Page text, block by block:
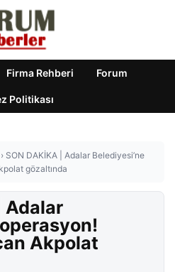
Firma Rehberi Forum
Politikası
› SON DAKİKA | Adalar Belediyesi’ne
gözaltında
Adalar
Akpolat